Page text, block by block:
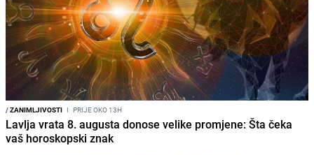
/ZANIMLJIVOSTI I PRIJE OKO 13H
Lavlja vrata 8. augusta donose velike promjene: Šta čeka
vaš horoskopski znak